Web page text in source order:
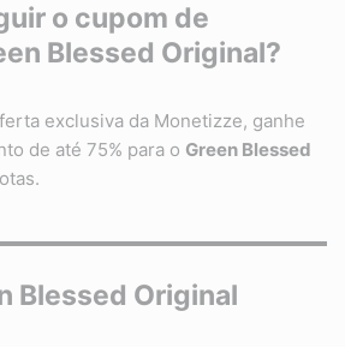
o cupom de
Blessed Original?
exclusiva da Monetizze, ganhe
de até 75% para o Green Blessed
Blessed Original